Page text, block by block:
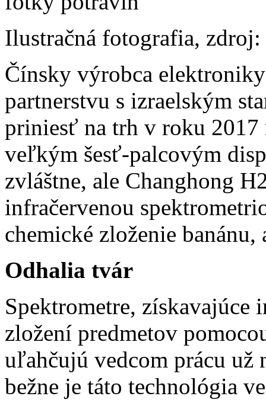
Ilustračná fotografia,
Čínsky výrobca
partnerstvu s izraelským
priniesť na trh v roku 2017
veľkým šesť-palcovým
zvláštne, ale Changhong
infračervenou
chemické zloženie
Odhalia tvár
Spektrometre, získavajúce
zložení predmetov
uľahčujú vedcom prácu
bežne je táto technológia